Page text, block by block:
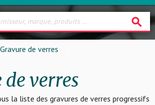
search
Gravure de verres
verres
la liste des gravures de verres progressifs